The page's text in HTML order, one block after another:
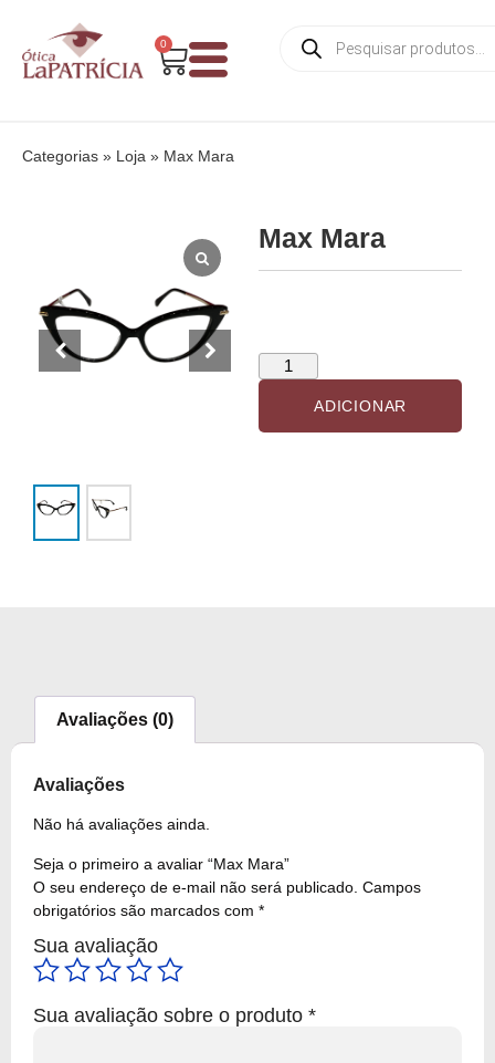
0
Categorias » Loja » Max Mara
Max Mara
ADICIONAR
Avaliações (0)
Avaliações
Não há avaliações ainda.
Seja o primeiro a avaliar “Max Mara”
O seu endereço de e-mail não será publicado. Campos
obrigatórios são marcados com *
Sua avaliação
Sua avaliação sobre o produto *